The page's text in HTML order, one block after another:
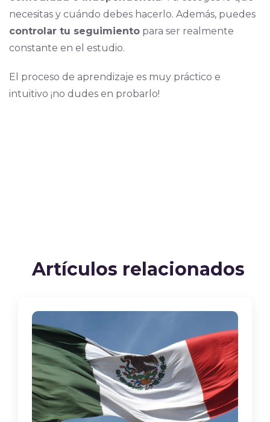
necesitas y cuándo debes hacerlo. Además, puedes
controlar tu seguimientopara ser realmente
constante en el estudio.
El proceso de aprendizaje es muy práctico e
intuitivo ¡no dudes en probarlo!
Artículos relacionados